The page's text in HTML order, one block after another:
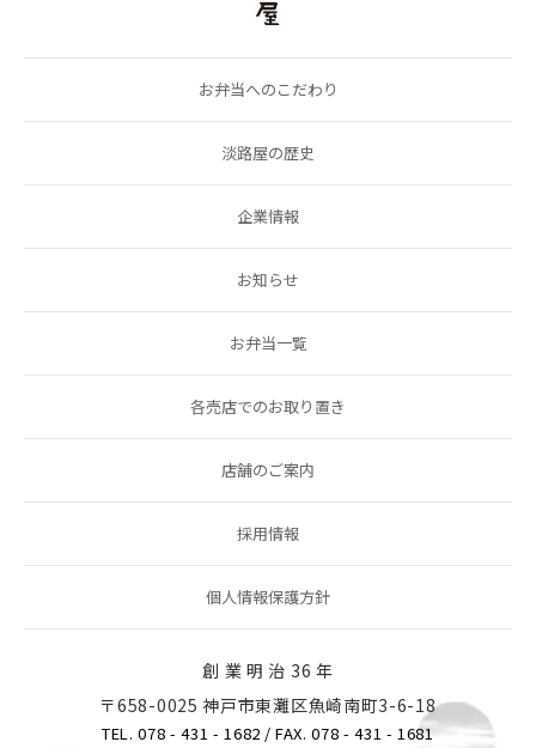
お弁当へのこだわり
淡路屋の歴史
企業情報
お知らせ
お弁当一覧
各売店でのお取り置き
店舗のご案内
採用情報
個人情報保護方針
創 業 明 治 36 年
〒658-0025 神戸市東灘区魚崎南町3-6-18
TEL. 078 - 431 - 1682 / FAX. 078 - 431 - 1681